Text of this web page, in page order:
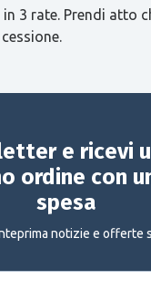
3 rate. Prendi atto
e ricevi
ordine con
spesa
notizie e offerte